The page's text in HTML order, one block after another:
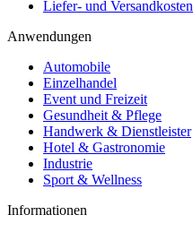
Liefer- und Versandkosten
Anwendungen
Automobile
Einzelhandel
Event und Freizeit
Gesundheit & Pflege
Handwerk & Dienstleister
Hotel & Gastronomie
Industrie
Sport & Wellness
Informationen